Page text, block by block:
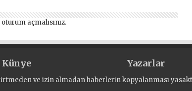
oturum açmalısınız.
Künye Yazarlar
ve izin almadan haberlerin kopyalanması